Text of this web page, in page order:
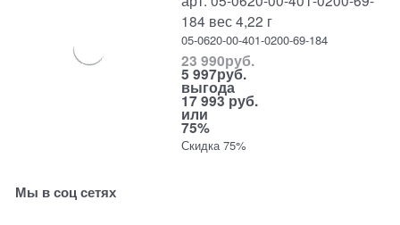
184 вес 4,22 г
05-0620-00-401-0200-69-184
23 990руб.
5 997руб.
выгода
17 993 руб.
или
75%
Скидка 75%
Мы в соц сетях